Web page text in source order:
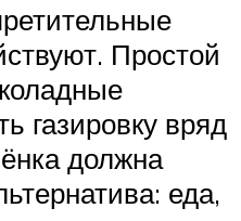
Простой
газировку вряд
должна
еда,